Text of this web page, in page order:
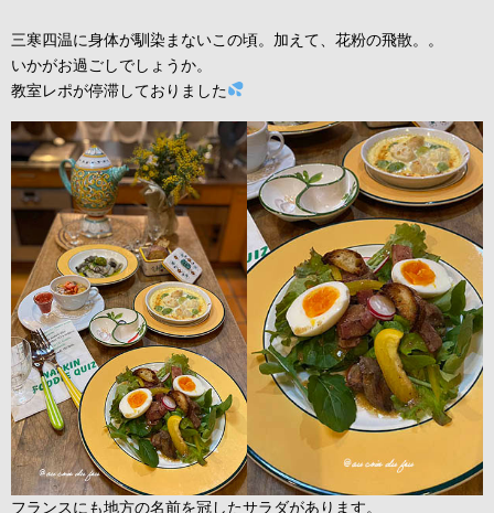
三寒四温に身体が馴染まないこの頃。加えて、花粉の飛散。。
いかがお過ごしでしょうか。
教室レポが停滞しておりました
フランスにも地方の名前を冠したサラダがあります。